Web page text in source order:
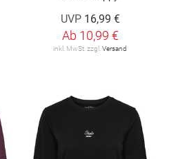
UVP 16,99 €
Ab 10,99 €
inkl. MwSt. zzgl. Versand